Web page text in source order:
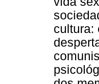
cultura: